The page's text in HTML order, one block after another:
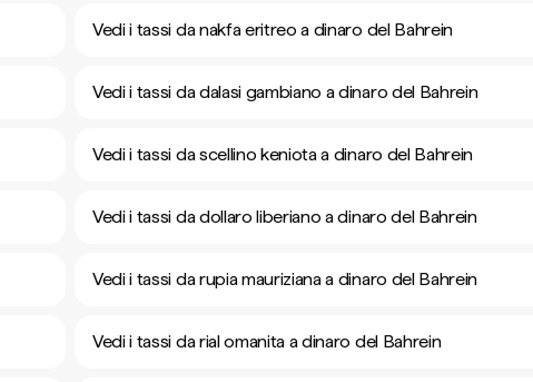
Vedi i tassi da nakfa eritreo a dinaro del Bahrein
Vedi i tassi da dalasi gambiano a dinaro del Bahrein
Vedi i tassi da scellino keniota a dinaro del Bahrein
Vedi i tassi da dollaro liberiano a dinaro del Bahrein
Vedi i tassi da rupia mauriziana a dinaro del Bahrein
Vedi i tassi da rial omanita a dinaro del Bahrein